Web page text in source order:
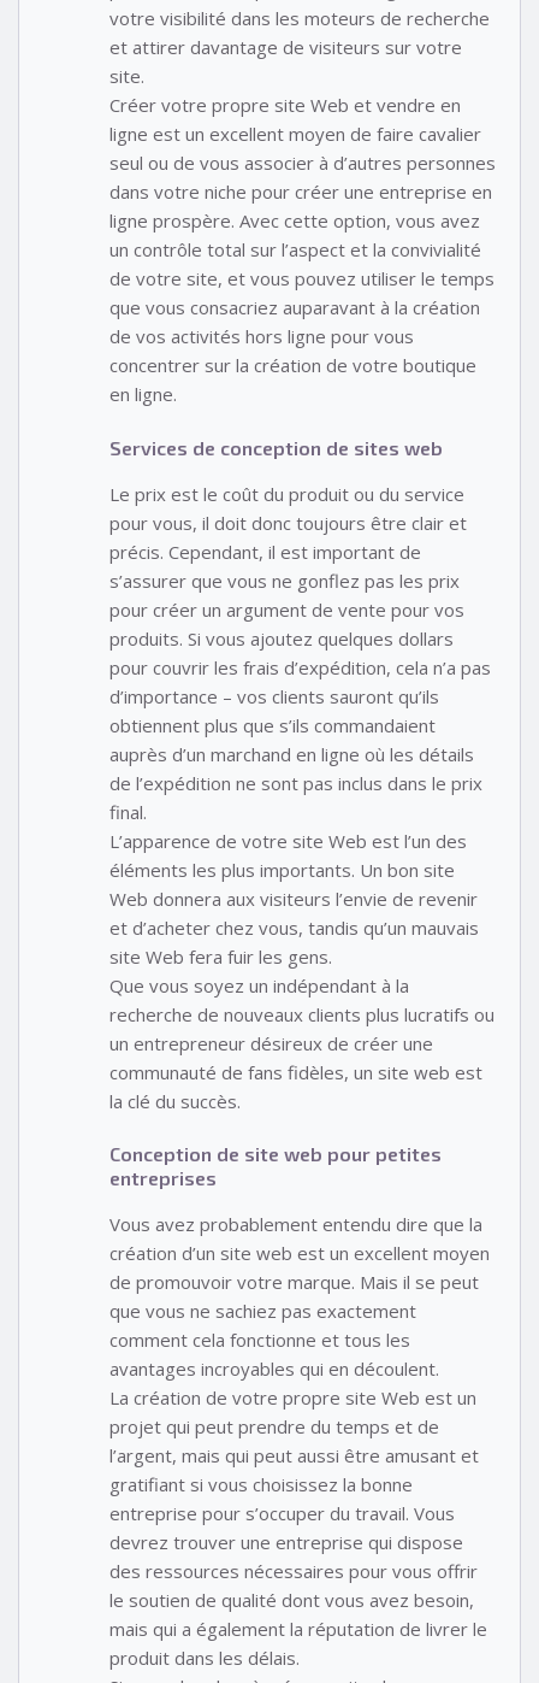
votre visibilité dans les moteurs de recherche
et attirer davantage de visiteurs sur votre
site.
Créer votre propre site Web et vendre en
ligne est un excellent moyen de faire cavalier
seul ou de vous associer à d’autres personnes
dans votre niche pour créer une entreprise en
ligne prospère. Avec cette option, vous avez
un contrôle total sur l’aspect et la convivialité
de votre site, et vous pouvez utiliser le temps
que vous consacriez auparavant à la création
de vos activités hors ligne pour vous
concentrer sur la création de votre boutique
en ligne.
Services de conception de sites web
Le prix est le coût du produit ou du service
pour vous, il doit donc toujours être clair et
précis. Cependant, il est important de
s’assurer que vous ne gonflez pas les prix
pour créer un argument de vente pour vos
produits. Si vous ajoutez quelques dollars
pour couvrir les frais d’expédition, cela n’a pas
d’importance – vos clients sauront qu’ils
obtiennent plus que s’ils commandaient
auprès d’un marchand en ligne où les détails
de l’expédition ne sont pas inclus dans le prix
final.
L’apparence de votre site Web est l’un des
éléments les plus importants. Un bon site
Web donnera aux visiteurs l’envie de revenir
et d’acheter chez vous, tandis qu’un mauvais
site Web fera fuir les gens.
Que vous soyez un indépendant à la
recherche de nouveaux clients plus lucratifs ou
un entrepreneur désireux de créer une
communauté de fans fidèles, un site web est
la clé du succès.
Conception de site web pour petites
entreprises
Vous avez probablement entendu dire que la
création d’un site web est un excellent moyen
de promouvoir votre marque. Mais il se peut
que vous ne sachiez pas exactement
comment cela fonctionne et tous les
avantages incroyables qui en découlent.
La création de votre propre site Web est un
projet qui peut prendre du temps et de
l’argent, mais qui peut aussi être amusant et
gratifiant si vous choisissez la bonne
entreprise pour s’occuper du travail. Vous
devrez trouver une entreprise qui dispose
des ressources nécessaires pour vous offrir
le soutien de qualité dont vous avez besoin,
mais qui a également la réputation de livrer le
produit dans les délais.